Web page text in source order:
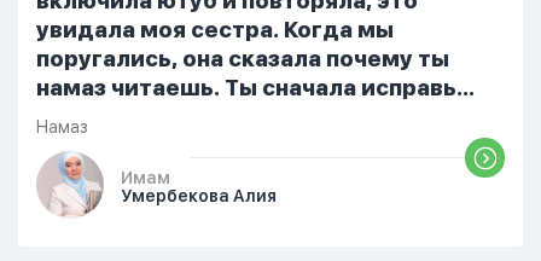
увидала моя сестра. Когда мы
поругались, она сказала почему ты
намаз читаешь. Ты сначала исправь
себя. После этого я не вставала на
намаз и не видела жайнамаз. Я просто
уже так не могу читать, смотреть . Дуа
я делаю скрытно если делаю дома. Я
Намаз
Имам
Умербекова Алия